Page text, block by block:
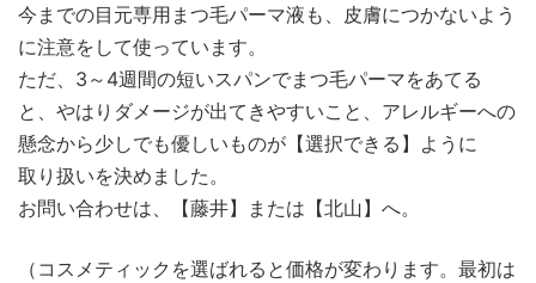
今までの目元専用まつ毛パーマ液も、皮膚につかないよう
に注意をして使っています。
ただ、3～4週間の短いスパンでまつ毛パーマをあてる
と、やはりダメージが出てきやすいこと、アレルギーへの
懸念から少しでも優しいものが【選択できる】ように
取り扱いを決めました。
お問い合わせは、【藤井】または【北山】へ。
（コスメティックを選ばれると価格が変わります。最初は